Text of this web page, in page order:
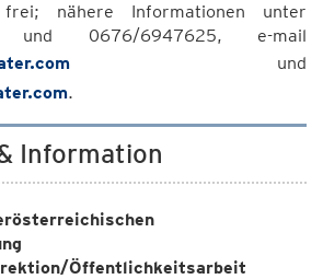
nähere Informationen unter
und 0676/6947625, e-mail
und
.
Information
Öffentlichkeitsarbeit